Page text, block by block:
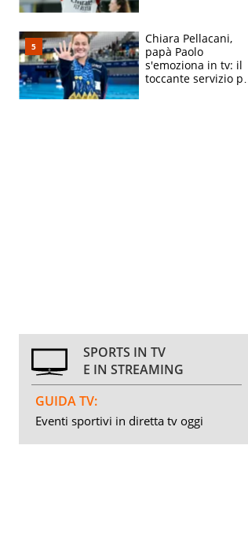
Chiara Pellacani,
papà Paolo
s'emoziona in tv: il
toccante servizio per
SPORTS IN TV
E IN STREAMING
GUIDA TV:
Eventi sportivi in diretta tv oggi